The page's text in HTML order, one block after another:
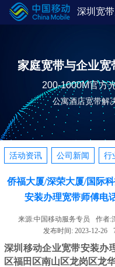
家庭宽带与企业宽
200-1000M官方
公寓酒店宽带解
活动资讯 公司新闻 行
侨福大厦/深荣大厦/国际
安装办理宽带师傅电
来源:中国移动服务专员 作者:
发布时间: 2023-12-26
深圳移动企业宽带安装办
区福田区南山区龙岗区龙
深圳宽